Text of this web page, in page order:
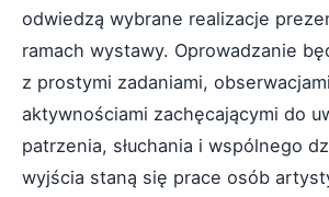
odwiedzą wybrane realizacje
ramach wystawy. Oprowadzanie
z prostymi zadaniami,
aktywnościami zachęcającymi do
patrzenia, słuchania i wspólnego
wyjścia staną się prace osób